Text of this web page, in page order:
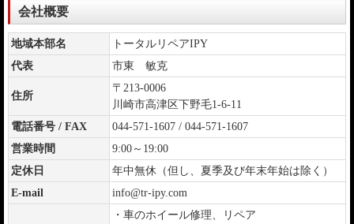
会社概要
地域本部名
トータルリペアIPY
代表
市東 敏克
住所
〒213-0006
川崎市高津区下野毛1-6-11
電話番号 / FAX
044-571-1607 / 044-571-1607
営業時間
9:00～19:00
定休日
年中無休（但し、夏季及び年末年始は除く）
E-mail
info@tr-ipy.com
・車のホイール修理、リペア